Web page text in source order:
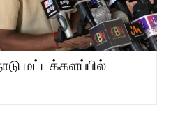
மட்டக்களப்பில்